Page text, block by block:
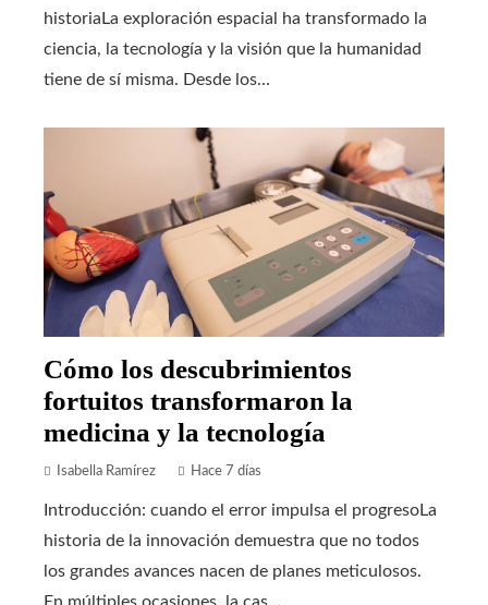
historiaLa exploración espacial ha transformado la
ciencia, la tecnología y la visión que la humanidad
tiene de sí misma. Desde los...
Cómo los descubrimientos
fortuitos transformaron la
medicina y la tecnología
Isabella Ramírez Hace 7 días
Introducción: cuando el error impulsa el progresoLa
historia de la innovación demuestra que no todos
los grandes avances nacen de planes meticulosos.
En múltiples ocasiones, la cas...